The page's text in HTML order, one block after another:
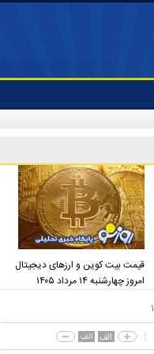
قیمت بیت کوین و ارز‌های دیجیتال
امروز چهارشنبه ۱۴ مرداد ۱۴۰۵
الف الف